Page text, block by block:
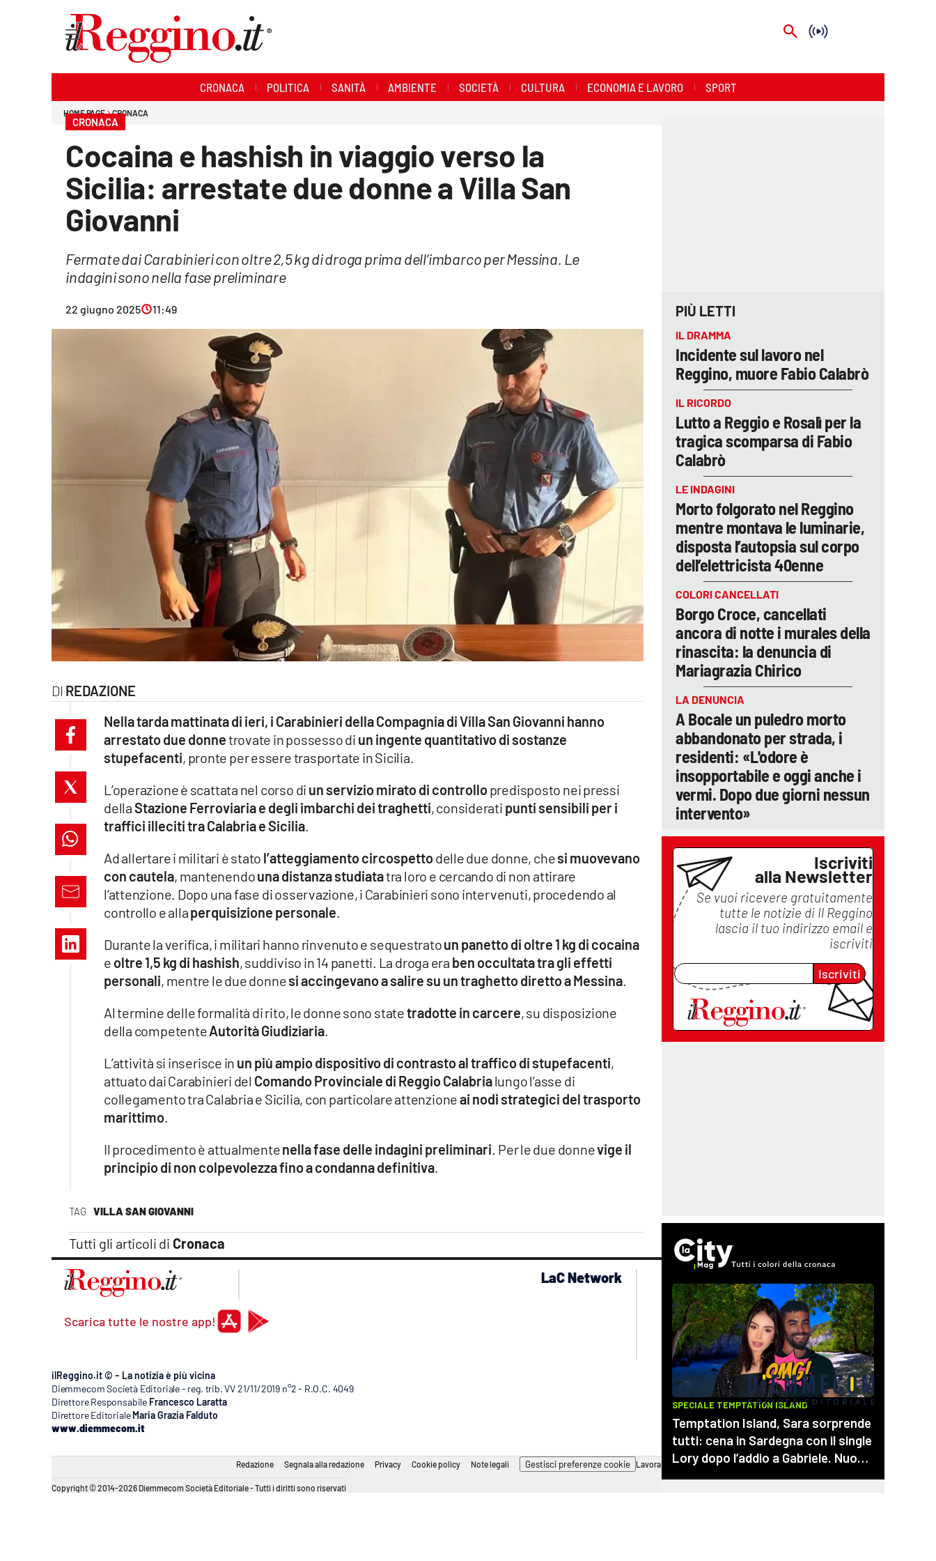
ilvibonese.it
catanzarochannel.it
lacapitalenews.it
Vai
CRONACA POLITICA SANITÀ AMBIENTE SOCIETÀ CULTURA ECONOMIA E LAVORO SPORT
HOME PAGE CRONACA
CRONACA
Cocaina e hashish in viaggio verso la
Sicilia: arrestate due donne a Villa San
Giovanni
Fermate dai Carabinieri con oltre 2,5 kg di droga prima dell’imbarco per Messina. Le
indagini sono nella fase preliminare
22 giugno 2025 11:49
REDAZIONE
TAG VILLA SAN GIOVANNI
Tutti gli articoli di Cronaca
Nella tarda mattinata di ieri, i Carabinieri della Compagnia di Villa San Giovanni hanno
arrestato due donnetrovate in possesso di un ingente quantitativo di sostanze
stupefacenti, pronte per essere trasportate in Sicilia.
L’operazione è scattata nel corso di un servizio mirato di controllopredisposto nei pressi
dellaStazione Ferroviaria e degli imbarchi dei traghetti, considerati punti sensibili per i
traffici illeciti tra Calabria e Sicilia.
Ad allertare i militari è stato l’atteggiamento circospettodelle due donne, chesi muovevano
con cautela, mantenendouna distanza studiatatra loro e cercando di non attirare
l’attenzione. Dopo una fase di osservazione, i Carabinieri sono intervenuti, procedendo al
controllo e allaperquisizione personale.
Durante la verifica, i militari hanno rinvenuto e sequestratoun panetto di oltre 1 kg di cocaina
e oltre 1,5 kg di hashish, suddiviso in 14 panetti. La droga era ben occultata tra gli effetti
personali, mentre le due donnesi accingevano a salire su un traghetto diretto a Messina.
Al termine delle formalità di rito, le donne sono statetradotte in carcere, su disposizione
della competenteAutorità Giudiziaria.
L’attività si inserisce in un più ampio dispositivo di contrasto al traffico di stupefacenti,
attuato dai Carabinieri del Comando Provinciale di Reggio Calabrialungo l’asse di
collegamento tra Calabria e Sicilia, con particolare attenzioneai nodi strategici del trasporto
marittimo.
Il procedimento è attualmentenella fase delle indagini preliminari. Per le due donnevige il
principio di non colpevolezza fino a condanna definitiva.
PIÙ LETTI
IL DRAMMA
Incidente sul lavoro nel
Reggino, muore Fabio Calabrò
IL RICORDO
Lutto a Reggio e Rosalì per la
tragica scomparsa di Fabio
Calabrò
LE INDAGINI
Morto folgorato nel Reggino
mentre montava le luminarie,
disposta l’autopsia sul corpo
dell’elettricista 40enne
COLORI CANCELLATI
Borgo Croce, cancellati
ancora di notte i murales della
rinascita: la denuncia di
Mariagrazia Chirico
LA DENUNCIA
A Bocale un puledro morto
abbandonato per strada, i
residenti: «L'odore è
insopportabile e oggi anche i
vermi. Dopo due giorni nessun
intervento»
Iscriviti
alla Newsletter
Se vuoi ricevere gratuitamente
tutte le notizie di Il Reggino
lascia il tuo indirizzo email e
iscriviti
Iscriviti
Scarica tutte le nostre app!
LaC Network
lactv.it
laconair.it
lacapitalenews.it
cosenzachannel.it
ilvibonese.it
catanzarochannel.it
ilReggino.it © – La notizia è più vicina
Diemmecom Società Editoriale - reg. trib. VV 21/11/2019 n°2 - R.O.C. 4049
Direttore Responsabile Francesco Laratta
Direttore Editoriale Maria Grazia Falduto
www.diemmecom.it
Redazione Segnala alla redazione Privacy Cookie policy Note legali Gestisci preferenze cookie Lavora con noi
Copyright © 2014-2026 Diemmecom Società Editoriale - Tutti i diritti sono riservati